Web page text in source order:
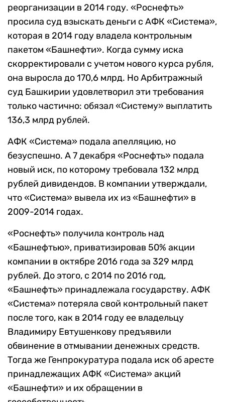
реорганизации в 2014 году. «Роснефть»
просила суд взыскать деньги с АФК «Система»,
которая в 2014 году владела контрольным
пакетом «Башнефти». Когда сумму иска
скорректировали с учетом нового курса рубля,
она выросла до 170,6 млрд. Но Арбитражный
суд Башкирии удовлетворил эти требования
только частично: обязал «Систему» выплатить
136,3 млрд рублей.
АФК «Система» подала апелляцию, но
безуспешно. А 7 декабря «Роснефть» подала
новый иск, по которому требовала 132 млрд
рублей дивидендов. В компании утверждали,
что «Система» вывела их из «Башнефти» в
2009-2014 годах.
«Роснефть» получила контроль над
«Башнефтью», приватизировав 50% акции
компании в октябре 2016 года за 329 млрд
рублей. До этого, с 2014 по 2016 год,
«Башнефть» принадлежала государству. АФК
«Система» потеряла свой контрольный пакет
после того, как в 2014 году ее владельцу
Владимиру Евтушенкову предъявили
обвинение в отмывании денежных средств.
Тогда же Генпрокуратура подала иск об аресте
принадлежащих АФК «Система» акций
«Башнефти» и их обращении в